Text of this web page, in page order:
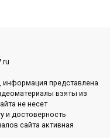
представлена
взяты из
не несет
и достоверность
сайта активная